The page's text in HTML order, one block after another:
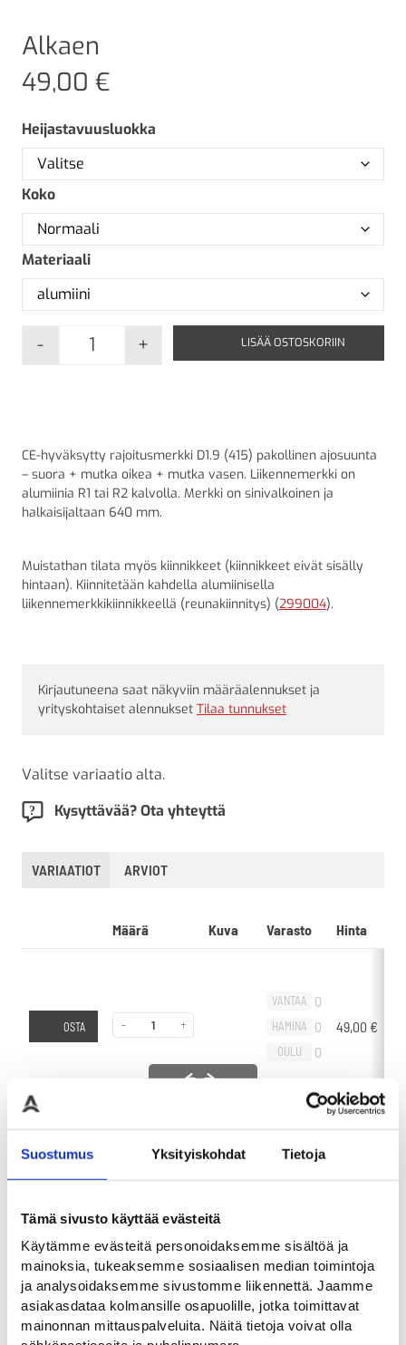
Suostumus Yksityiskohdat Tietoja
Tämä sivusto käyttää evästeitä
Käytämme evästeitä personoidaksemme sisältöä ja
mainoksia, tukeaksemme sosiaalisen median toimintoja
ja analysoidaksemme sivustomme liikennettä. Jaamme
asiakasdataa kolmansille osapuolille, jotka toimittavat
mainonnan mittauspalveluita. Näitä tietoja voivat olla
Alkaen
49,00 €
Heijastavuusluokka
Koko
Materiaali
D1.9 Pakollinen ajosuunta - Suora + mutka
- + LISÄÄ OSTOSKORIIN
CE-hyväksytty rajoitusmerkki D1.9 (415) pakollinen ajosuunta
– suora + mutka oikea + mutka vasen. Liikennemerkki on
alumiinia R1 tai R2 kalvolla. Merkki on sinivalkoinen ja
halkaisijaltaan 640 mm.
Muistathan tilata myös kiinnikkeet (kiinnikkeet eivät sisälly
hintaan). Kiinnitetään kahdella alumiinisella
liikennemerkkikiinnikkeellä (reunakiinnitys) (299004).
Kirjautuneena saat näkyviin määräalennukset ja
yrityskohtaiset alennukset Tilaa tunnukset
Valitse variaatio alta.
Kysyttävää? Ota yhteyttä
VARIAATIOT ARVIOT
Määrä Kuva Varasto Hinta
OSTA - +
VANTAA 0
HAMINA 0
OULU 0
49,00 €
OSTA - +
VANTAA 0
HAMINA 0 60,00€ -
Liikuta sivuttain